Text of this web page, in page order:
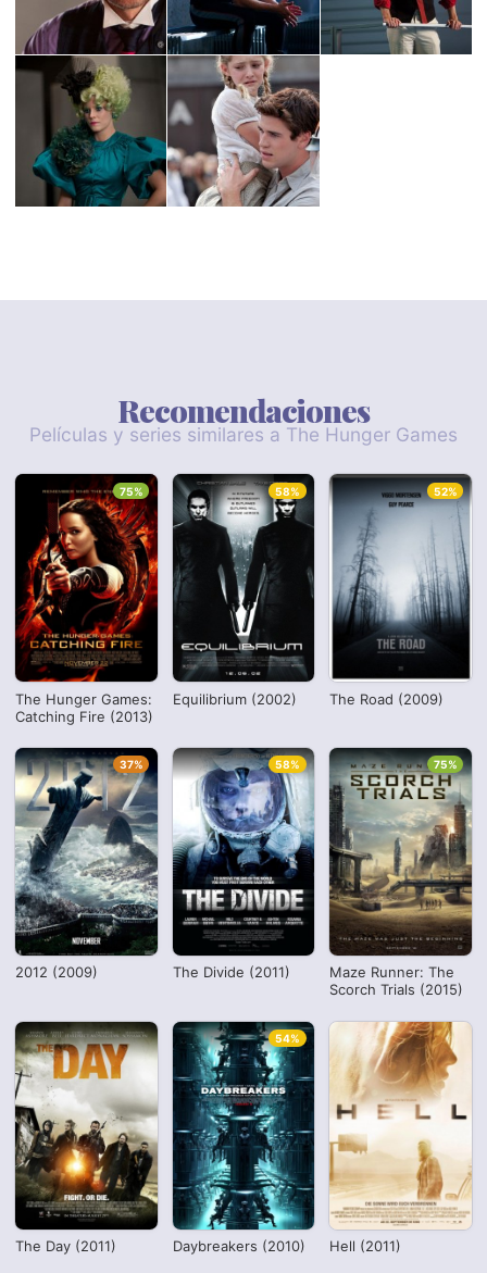
Recomendaciones
Películas y series similares a The Hunger Games
The Hunger Games:
Catching Fire (2013)
75%
Equilibrium (2002)
58%
The Road (2009)
52%
2012 (2009)
37%
The Divide (2011)
58%
Maze Runner: The
Scorch Trials (2015)
75%
The Day (2011) Daybreakers (2010)
54%
Hell (2011)